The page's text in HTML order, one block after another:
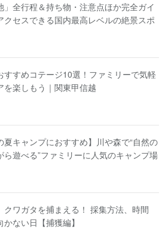
」全行程＆持ち物・注意点ほか完全ガイ
クセスできる国内最高レベルの絶景スポ
すすめコテージ10選！ファミリーで気軽
を楽しもう｜関東甲信越
夏キャンプにおすすめ】川や森で“自然の
ら遊べる”ファミリーに人気のキャンプ場
クワガタを捕まえる！ 採集方法、時間
ない日【捕獲編】